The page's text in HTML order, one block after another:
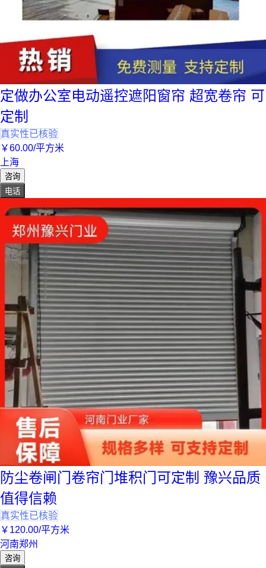
定做办公室电动遥控遮阳窗帘 超宽卷帘 可
定制
真实性已核验
￥60.00/平方米
上海
咨询
电话
防尘卷闸门卷帘门堆积门可定制 豫兴品质
值得信赖
真实性已核验
￥ 120.00/平方米
河南郑州
咨询